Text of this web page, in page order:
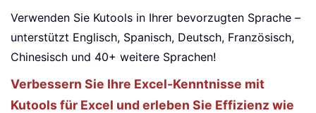
Verwenden Sie Kutools in Ihrer bevorzugten Sprache –
unterstützt Englisch, Spanisch, Deutsch, Französisch,
Chinesisch und 40+ weitere Sprachen!
Verbessern Sie Ihre Excel-Kenntnisse mit
Kutools für Excel und erleben Sie Effizienz wie